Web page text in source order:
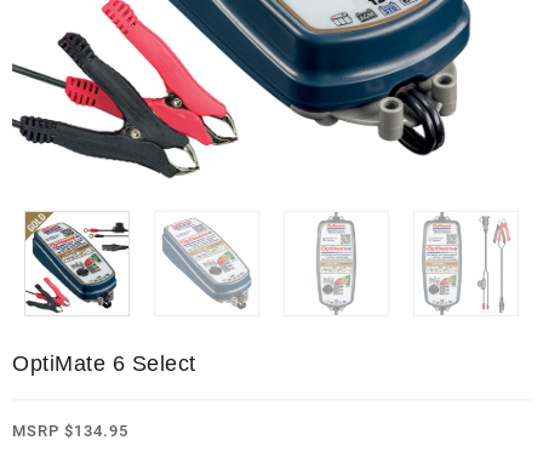
OptiMate 6 Select
MSRP $134.95